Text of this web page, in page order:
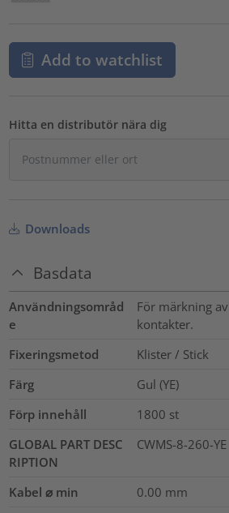
Add to watchlist
Hitta en distributör nära dig
Downloads
Basdata
Användningsområd
e
För märkning
kontakter.
Fixeringsmetod
Klister / Stick
Färg
Gul (YE)
Förp innehåll
1800 st
GLOBAL PART DESC
RIPTION
CWMS-8-260-YE
Kabel ⌀ min 0.00 mm